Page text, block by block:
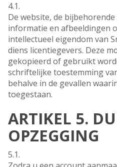
4.1.
De website, de
informatie en afbeeldingen
intellectueel eigendom van
diens licentiegevers. Deze
gekopieerd of gebruikt
schriftelijke toestemming
behalve in de gevallen
toegestaan.
ARTIKEL 5.
OPZEGGING
5.1.